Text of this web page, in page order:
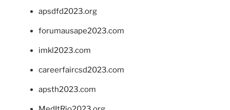
apsdfd2023.org
forumausape2023.com
imkl2023.com
careerfaircsd2023.com
apsth2023.com